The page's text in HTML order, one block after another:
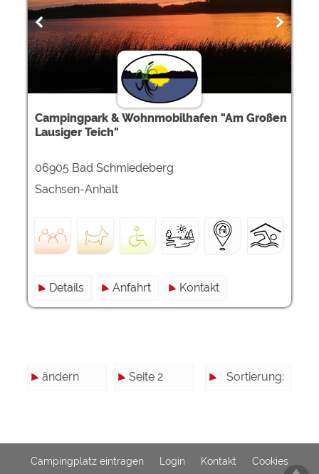
Campingpark & Wohnmobilhafen "Am Großen
Lausiger Teich"
06905 Bad Schmiedeberg
Sachsen-Anhalt
Details Anfahrt Kontakt
ändern Seite 2 Sortierung:
Campingplatz eintragen Login Kontakt
Cookies